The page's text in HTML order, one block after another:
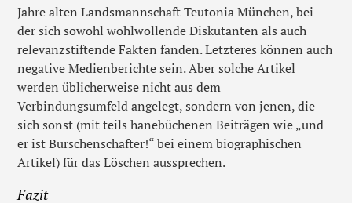
Jahre alten Landsmannschaft Teutonia München, bei
der sich sowohl wohlwollende Diskutanten als auch
relevanzstiftende Fakten fanden. Letzteres können auch
negative Medienberichte sein. Aber solche Artikel
werden üblicherweise nicht aus dem
Verbindungsumfeld angelegt, sondern von jenen, die
sich sonst (mit teils hanebüchenen Beiträgen wie „und
er ist Burschenschafter!“ bei einem biographischen
Artikel) für das Löschen aussprechen.
Fazit